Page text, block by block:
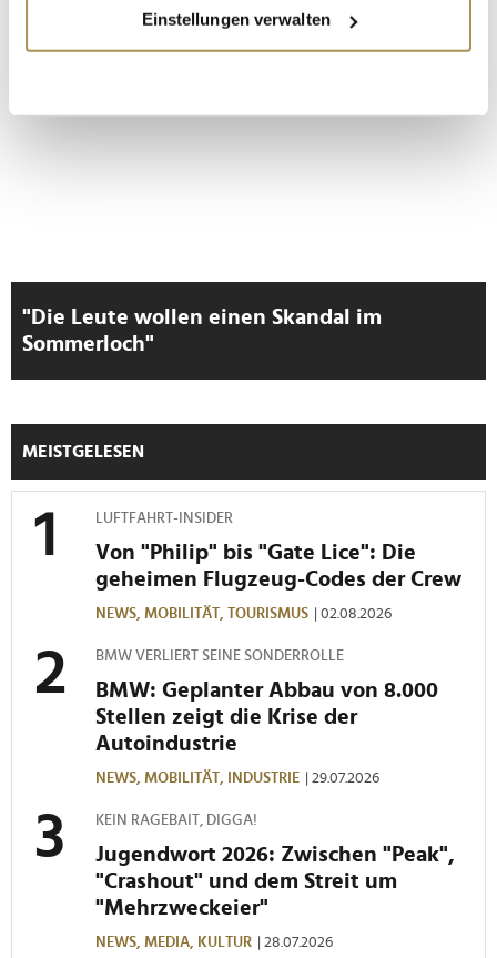
Informationen über Ihre geografische Lage
erfassen, welche bis auf einige Meter genau sein
zu können und die Zugriffe auf unsere Website zu
analysieren. Außerdem geben wir Informationen zu Ihrer
Verwendung unserer Website an unsere Partner für
weiteren Daten zusammen, die Sie ihnen bereitgestellt
haben oder die sie im Rahmen Ihrer Nutzung der Dienste
gesammelt haben.
Einstellungen verwalten
LAUTSCHALTEN
"Die Leute wollen einen Skandal im
Sommerloch"
MEISTGELESEN
LUFTFAHRT-INSIDER
Von "Philip" bis "Gate Lice": Die
geheimen Flugzeug-Codes der Crew
NEWS, MOBILITÄT, TOURISMUS | 02.08.2026
BMW VERLIERT SEINE SONDERROLLE
BMW: Geplanter Abbau von 8.000
Stellen zeigt die Krise der
Autoindustrie
NEWS, MOBILITÄT, INDUSTRIE | 29.07.2026
KEIN RAGEBAIT, DIGGA!
Jugendwort 2026: Zwischen "Peak",
"Crashout" und dem Streit um
"Mehrzweckeier"
NEWS, MEDIA, KULTUR | 28.07.2026